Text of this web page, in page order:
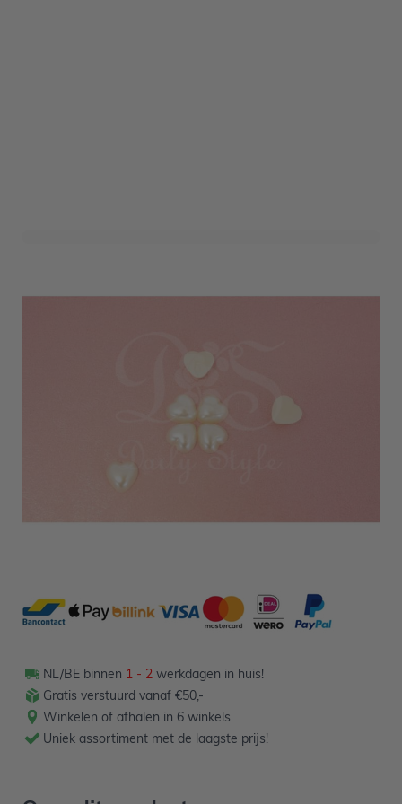
(100st)
Verpakt per 100 stuks
Aantal
NL/BE binnen 1 - 2 werkdagen in huis!
Gratis verstuurd vanaf €50,-
Winkelen of afhalen in 6 winkels
Uniek assortiment met de laagste prijs!